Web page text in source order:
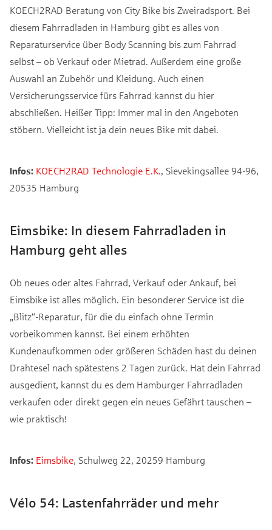
KOECH2RAD Beratung von City Bike bis Zweiradsport. Bei
diesem Fahrradladen in Hamburg gibt es alles von
Reparaturservice über Body Scanning bis zum Fahrrad
selbst – ob Verkauf oder Mietrad. Außerdem eine große
Auswahl an Zubehör und Kleidung. Auch einen
Versicherungsservice fürs Fahrrad kannst du hier
abschließen. Heißer Tipp: Immer mal in den Angeboten
stöbern. Vielleicht ist ja dein neues Bike mit dabei.
Infos: KOECH2RAD Technologie E.K., Sievekingsallee 94-96,
20535 Hamburg
Eimsbike: In diesem Fahrradladen in
Hamburg geht alles
Ob neues oder altes Fahrrad, Verkauf oder Ankauf, bei
Eimsbike ist alles möglich. Ein besonderer Service ist die
„Blitz“-Reparatur, für die du einfach ohne Termin
vorbeikommen kannst. Bei einem erhöhten
Kundenaufkommen oder größeren Schäden hast du deinen
Drahtesel nach spätestens 2 Tagen zurück. Hat dein Fahrrad
ausgedient, kannst du es dem Hamburger Fahrradladen
verkaufen oder direkt gegen ein neues Gefährt tauschen –
wie praktisch!
Infos: Eimsbike, Schulweg 22, 20259 Hamburg
Vélo 54: Lastenfahrräder und mehr